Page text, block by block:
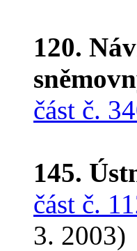
120.
část č.
145.
část č.
3. 2003)